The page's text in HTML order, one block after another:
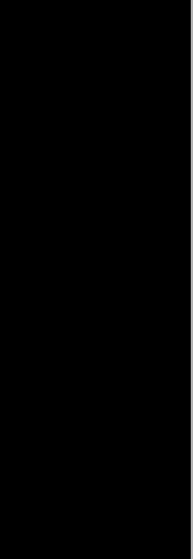
sacristán del
El